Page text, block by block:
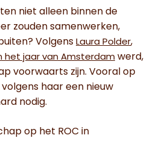
niet alleen binnen de
zouden samenwerken,
Volgens Laura Polder,
het jaar van Amsterdam werd,
voorwaarts zijn. Vooral op
haar een nieuw
nodig.
op het ROC in